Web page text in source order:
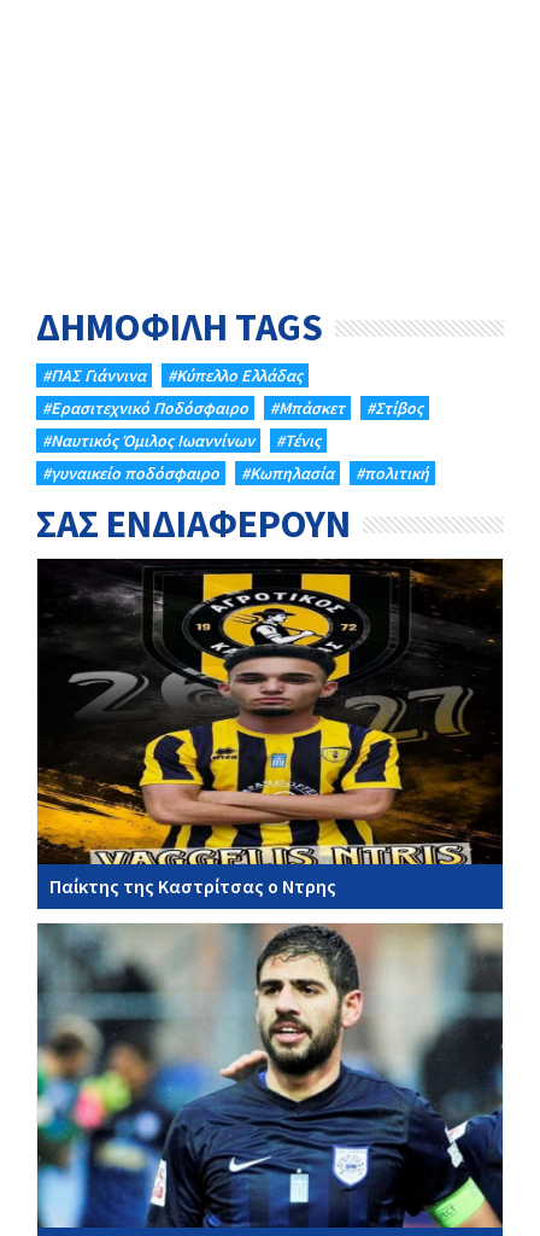
ΔΗΜΟΦΙΛΗ TAGS
#ΠΑΣ Γιάννινα
#Κύπελλο Ελλάδας
#Eρασιτεχνικό Ποδόσφαιρο
#Μπάσκετ
#Στίβος
#Ναυτικός Όμιλος Ιωαννίνων
#Τένις
#γυναικείο ποδόσφαιρο
#Κωπηλασία #πολιτική
ΣΑΣ ΕΝΔΙΑΦΕΡΟΥΝ
Παίκτης της Καστρίτσας ο Ντρης